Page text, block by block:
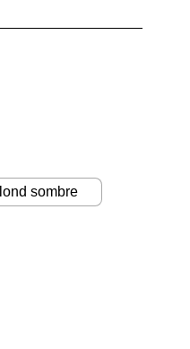
sombre